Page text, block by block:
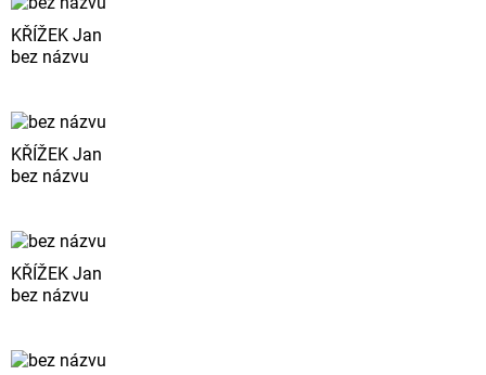
KŘÍŽEK Jan
bez názvu
KŘÍŽEK Jan
bez názvu
KŘÍŽEK Jan
bez názvu